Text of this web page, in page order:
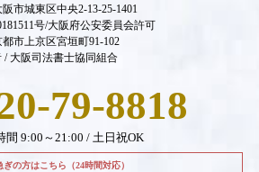
市城東区中央2-13-25-1401
号/大阪府公安委員会許可
市上京区宮垣町91-102
大阪司法書士協同組合
79-8818
間 9:00～21:00 / 土日祝OK
ぎの方はこちら（24時間対応）